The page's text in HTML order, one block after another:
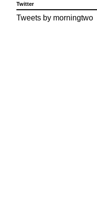
Twitter
Tweets by morningtwo